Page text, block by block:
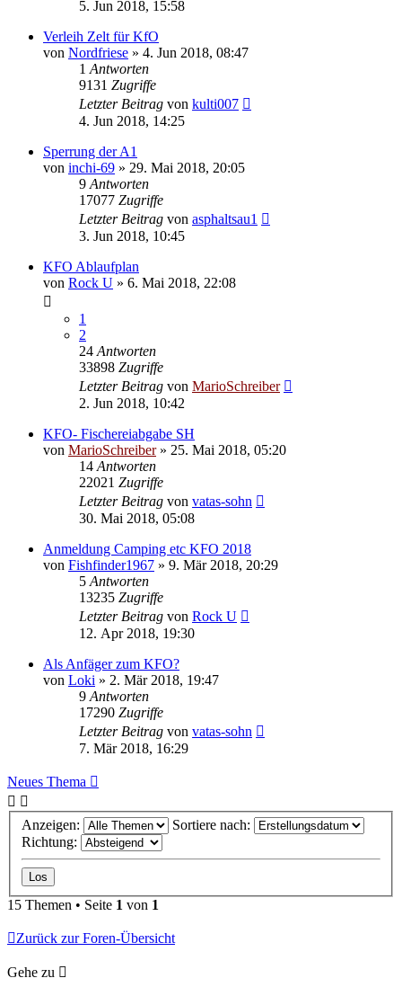
5. Jun 2018, 15:58
Verleih Zelt für KfO
von Nordfriese » 4. Jun 2018, 08:47
1 Antworten
9131 Zugriffe
Letzter Beitrag von kulti007
4. Jun 2018, 14:25
Sperrung der A1
von inchi-69 » 29. Mai 2018, 20:05
9 Antworten
17077 Zugriffe
Letzter Beitrag von asphaltsau1
3. Jun 2018, 10:45
KFO Ablaufplan
von Rock U » 6. Mai 2018, 22:08
1
2
24 Antworten
33898 Zugriffe
Letzter Beitrag von MarioSchreiber
2. Jun 2018, 10:42
KFO- Fischereiabgabe SH
von MarioSchreiber» 25. Mai 2018, 05:20
14 Antworten
22021 Zugriffe
Letzter Beitrag von vatas-sohn
30. Mai 2018, 05:08
Anmeldung Camping etc KFO 2018
von Fishfinder1967 » 9. Mär 2018, 20:29
5 Antworten
13235 Zugriffe
Letzter Beitrag von Rock U
12. Apr 2018, 19:30
Als Anfäger zum KFO?
von Loki » 2. Mär 2018, 19:47
9 Antworten
17290 Zugriffe
Letzter Beitrag von vatas-sohn
7. Mär 2018, 16:29
Neues Thema
Anzeigen:
Sortiere nach:
Richtung:
15 Themen • Seite 1 von 1
Zurück zur Foren-Übersicht
Gehe zu